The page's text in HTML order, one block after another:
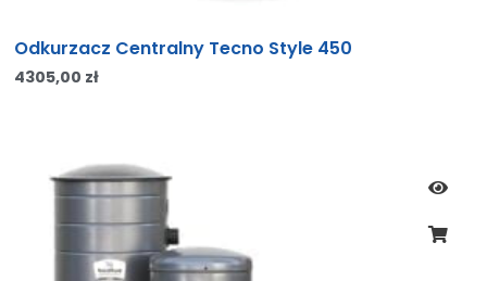
Odkurzacz Centralny Tecno Style 450
4305,00 zł